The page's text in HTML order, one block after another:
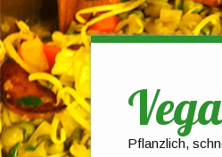
Pflanzlich,